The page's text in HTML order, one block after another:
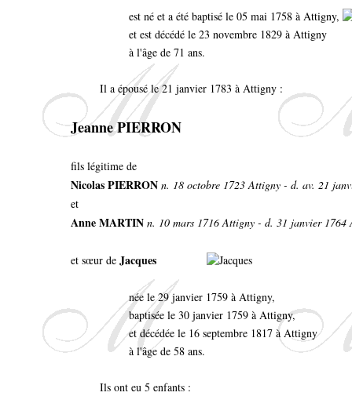
est né et a été baptisé le 05 mai 1758 à Attigny,
et est décédé le 23 novembre 1829 à Attigny
à l'âge de 71 ans.
Il a épousé le 21 janvier 1783 à Attigny :
Jeanne PIERRON
fils légitime de
Nicolas PIERRON n. 18 octobre 1723 Attigny - d. av. 21
et
Anne MARTIN n. 10 mars 1716 Attigny - d. 31 janvier 1764
et sœur de Jacques
née le 29 janvier 1759 à Attigny,
baptisée le 30 janvier 1759 à Attigny,
et décédée le 16 septembre 1817 à Attigny
à l'âge de 58 ans.
Ils ont eu 5 enfants :